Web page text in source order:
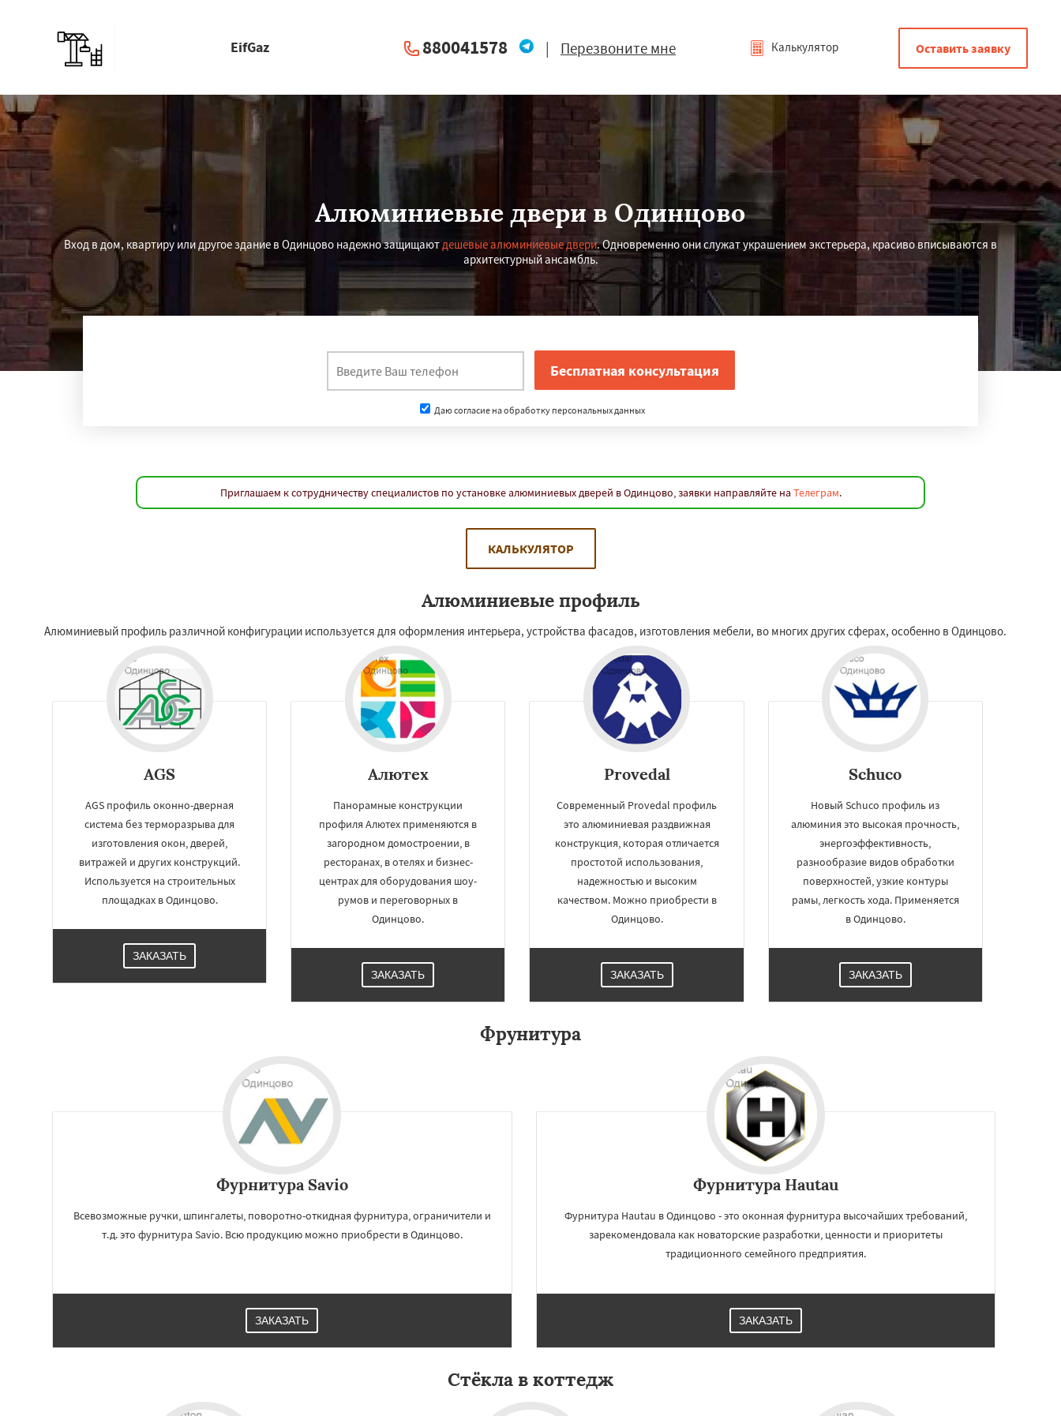
регионам
Озеры Орехово-Зуево Павловский Посад
Рошаль
EifGaz 880041578 | Перезвоните мне Калькулятор Оставить заявку
Алюминиевые двери в Одинцово
Вход в дом, квартиру или другое здание в Одинцово надежно защищаютдешевые алюминиевые двери. Одновременно они служат украшением экстерьера, красиво вписываются в
архитектурный ансамбль.
Даю согласие на обработку персональных данных
Приглашаем к сотрудничеству специалистов по установке алюминиевых дверей в Одинцово, заявки направляйте на Телеграм.
КАЛЬКУЛЯТОР
Алюминиевые профиль
Алюминиевый профиль различной конфигурации используется для оформления интерьера, устройства фасадов, изготовления мебели, во многих других сферах, особенно в Одинцово.
AGS
AGS профиль оконно-дверная
система без терморазрыва для
изготовления окон, дверей,
витражей и других конструкций.
Используется на строительных
площадках в Одинцово.
ЗАКАЗАТЬ
Алютех
Панорамные конструкции
профиля Алютех применяются в
загородном домостроении, в
ресторанах, в отелях и бизнес-
центрах для оборудования шоу-
румов и переговорных в
Одинцово.
ЗАКАЗАТЬ
Provedal
Современный Provedal профиль
это алюминиевая раздвижная
конструкция, которая отличается
простотой использования,
надежностью и высоким
качеством. Можно приобрести в
Одинцово.
ЗАКАЗАТЬ
Schuco
Новый Schuco профиль из
алюминия это высокая прочность,
энергоэффективность,
разнообразие видов обработки
поверхностей, узкие контуры
рамы, легкость хода. Применяется
в Одинцово.
ЗАКАЗАТЬ
Фрунитура
Фурнитура Savio
Всевозможные ручки, шпингалеты, поворотно-откидная фурнитура, ограничители и
т.д. это фурнитура Savio. Всю продукцию можно приобрести в Одинцово.
ЗАКАЗАТЬ
Фурнитура Hautau
Фурнитура Hautau в Одинцово - это оконная фурнитура высочайших требований,
зарекомендовала как новаторские разработки, ценности и приоритеты
традиционного семейного предприятия.
ЗАКАЗАТЬ
Стёкла в коттедж